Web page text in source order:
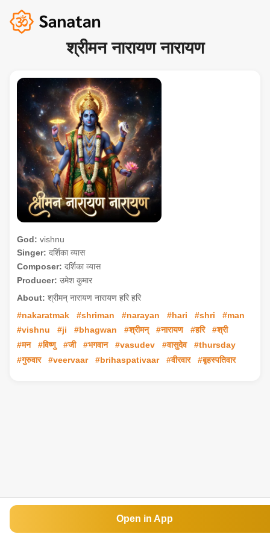
श्रीमन नारायण नारायण
God: vishnu
Singer: दर्शिका व्यास
Composer: दर्शिका व्यास
Producer: उमेश कुमार
About: श्रीमन् नारायण नारायण हरि हरि
#nakaratmak
#shriman #narayan #hari #shri
#man
#vishnu
#ji #bhagwan #श्रीमन् #नारायण #हरि
#श्री
#मन
#विष्णु #जी #भगवान #vasudev #वासुदेव
#thursday
#गुरुवार
#veervaar #brihaspativaar #वीरवार #बृहस्पतिवार
Open in App